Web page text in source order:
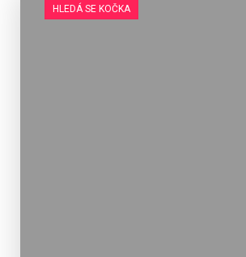
HLEDÁ SE KOČKA